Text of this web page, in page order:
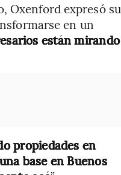
Oxenford expresó su
en un
están mirando
propiedades en
base en Buenos